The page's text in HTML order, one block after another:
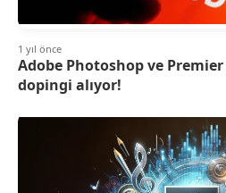
1 yıl önce
Adobe Photoshop ve
dopingi alıyor!